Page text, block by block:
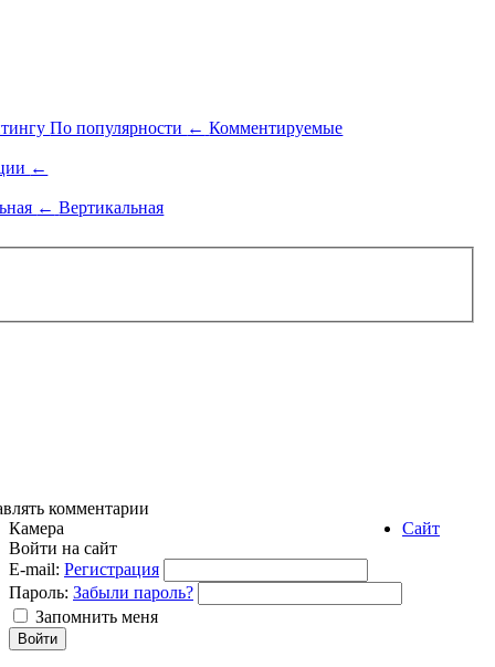
По популярности ← Комментируемые
←
← Вертикальная
комментарии
Камера
Войти на сайт
E-mail: Регистрация
Пароль: Забыли пароль?
Запомнить меня
Сайт